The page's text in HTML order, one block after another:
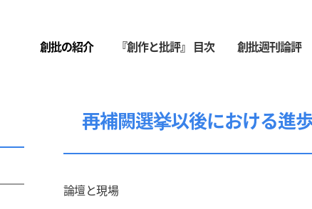
創批の紹介 『創作と批評』 目次 創批週刊論評
再補闕選挙以後における進
論壇と現場